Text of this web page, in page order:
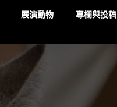
展演動物 專欄與投稿